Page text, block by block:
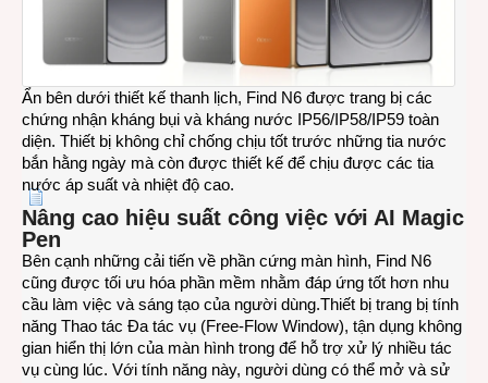
Ẩn bên dưới thiết kế thanh lịch, Find N6 được trang bị các
chứng nhận kháng bụi và kháng nước IP56/IP58/IP59 toàn
diện. Thiết bị không chỉ chống chịu tốt trước những tia nước
bắn hằng ngày mà còn được thiết kế để chịu được các tia
nước áp suất và nhiệt độ cao.
Nâng cao hiệu suất công việc với AI Magic
Pen
Bên cạnh những cải tiến về phần cứng màn hình, Find N6
cũng được tối ưu hóa phần mềm nhằm đáp ứng tốt hơn nhu
cầu làm việc và sáng tạo của người dùng.Thiết bị trang bị tính
năng Thao tác Đa tác vụ (Free-Flow Window), tận dụng không
gian hiển thị lớn của màn hình trong để hỗ trợ xử lý nhiều tác
vụ cùng lúc. Với tính năng này, người dùng có thể mở và sử